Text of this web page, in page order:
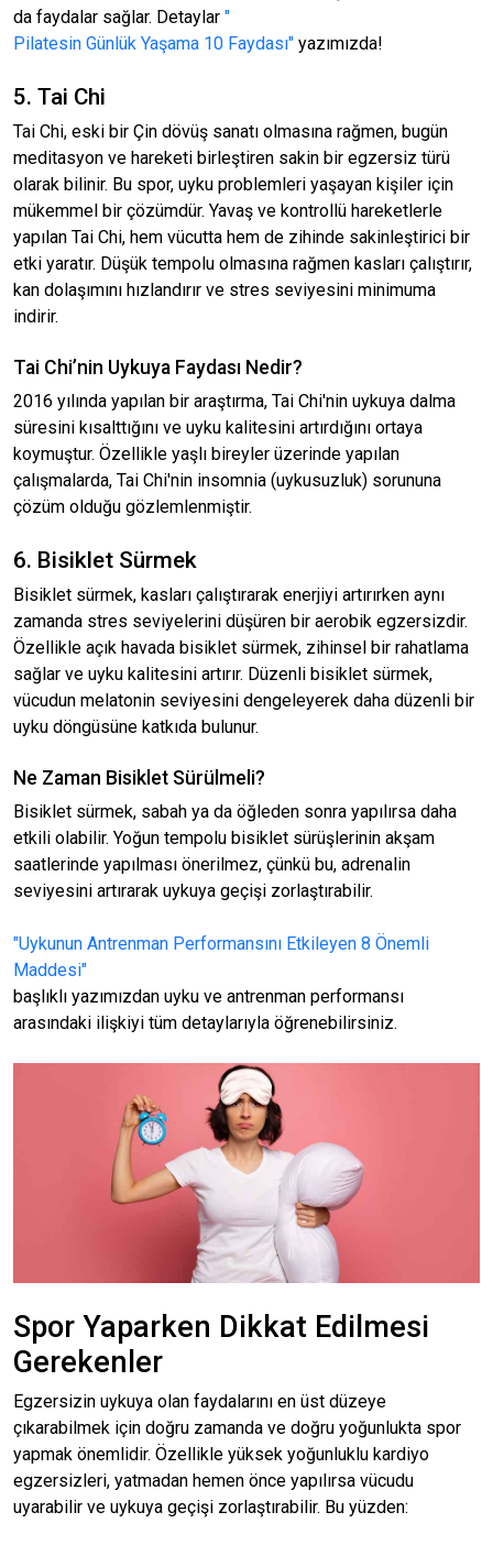
da faydalar sağlar. Detaylar "
Pilatesin Günlük Yaşama 10 Faydası" yazımızda!
5. Tai Chi
Tai Chi, eski bir Çin dövüş sanatı olmasına rağmen, bugün
meditasyon ve hareketi birleştiren sakin bir egzersiz türü
olarak bilinir. Bu spor, uyku problemleri yaşayan kişiler için
mükemmel bir çözümdür. Yavaş ve kontrollü hareketlerle
yapılan Tai Chi, hem vücutta hem de zihinde sakinleştirici bir
etki yaratır. Düşük tempolu olmasına rağmen kasları çalıştırır,
kan dolaşımını hızlandırır ve stres seviyesini minimuma
indirir.
Tai Chi’nin Uykuya Faydası Nedir?
2016 yılında yapılan bir araştırma, Tai Chi'nin uykuya dalma
süresini kısalttığını ve uyku kalitesini artırdığını ortaya
koymuştur. Özellikle yaşlı bireyler üzerinde yapılan
çalışmalarda, Tai Chi'nin insomnia (uykusuzluk) sorununa
çözüm olduğu gözlemlenmiştir.
6. Bisiklet Sürmek
Bisiklet sürmek, kasları çalıştırarak enerjiyi artırırken aynı
zamanda stres seviyelerini düşüren bir aerobik egzersizdir.
Özellikle açık havada bisiklet sürmek, zihinsel bir rahatlama
sağlar ve uyku kalitesini artırır. Düzenli bisiklet sürmek,
vücudun melatonin seviyesini dengeleyerek daha düzenli bir
uyku döngüsüne katkıda bulunur.
Ne Zaman Bisiklet Sürülmeli?
Bisiklet sürmek, sabah ya da öğleden sonra yapılırsa daha
etkili olabilir. Yoğun tempolu bisiklet sürüşlerinin akşam
saatlerinde yapılması önerilmez, çünkü bu, adrenalin
seviyesini artırarak uykuya geçişi zorlaştırabilir.
"Uykunun Antrenman Performansını Etkileyen 8 Önemli
Maddesi"
başlıklı yazımızdan uyku ve antrenman performansı
arasındaki ilişkiyi tüm detaylarıyla öğrenebilirsiniz.
Spor Yaparken Dikkat Edilmesi
Gerekenler
Egzersizin uykuya olan faydalarını en üst düzeye
çıkarabilmek için doğru zamanda ve doğru yoğunlukta spor
yapmak önemlidir. Özellikle yüksek yoğunluklu kardiyo
egzersizleri, yatmadan hemen önce yapılırsa vücudu
uyarabilir ve uykuya geçişi zorlaştırabilir. Bu yüzden: